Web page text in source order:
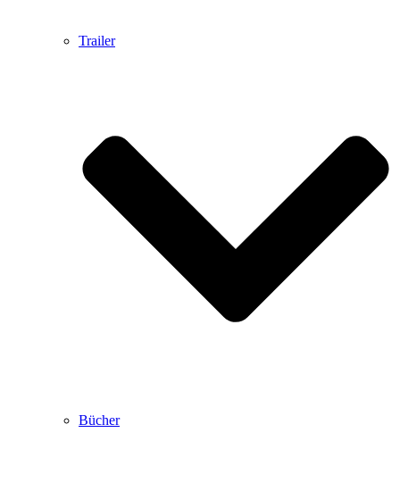
Trailer
Bücher